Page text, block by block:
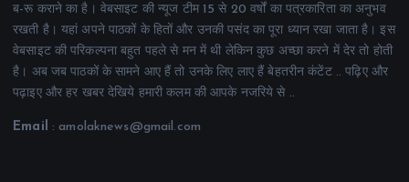
ब-रू कराने का है। वेबसाइट की न्यूज टीम 15 से 20 वर्षों का पत्रकारिता का अनुभव
रखती है। यहां अपने पाठकों के हितों और उनकी पसंद का पूरा ध्यान रखा जाता है। इस
वेबसाइट की परिकल्पना बहुत पहले से मन में थी लेकिन कुछ अच्छा करने में देर तो होती
है। अब जब पाठकों के सामने आए हैं तो उनके लिए लाए हैं बेहतरीन कंटेंट .. पढ़िए और
पढ़ाइए और हर खबर देखिये हमारी कलम की आपके नजरिये से ..
Email : amolaknews@gmail.com